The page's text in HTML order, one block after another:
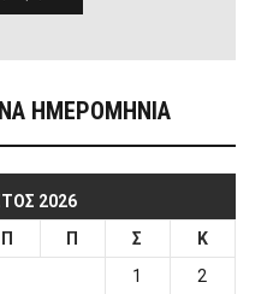
ΗΜΕΡΟΜΗΝΙΑ
2026
Π Π Σ
Κ
1
2